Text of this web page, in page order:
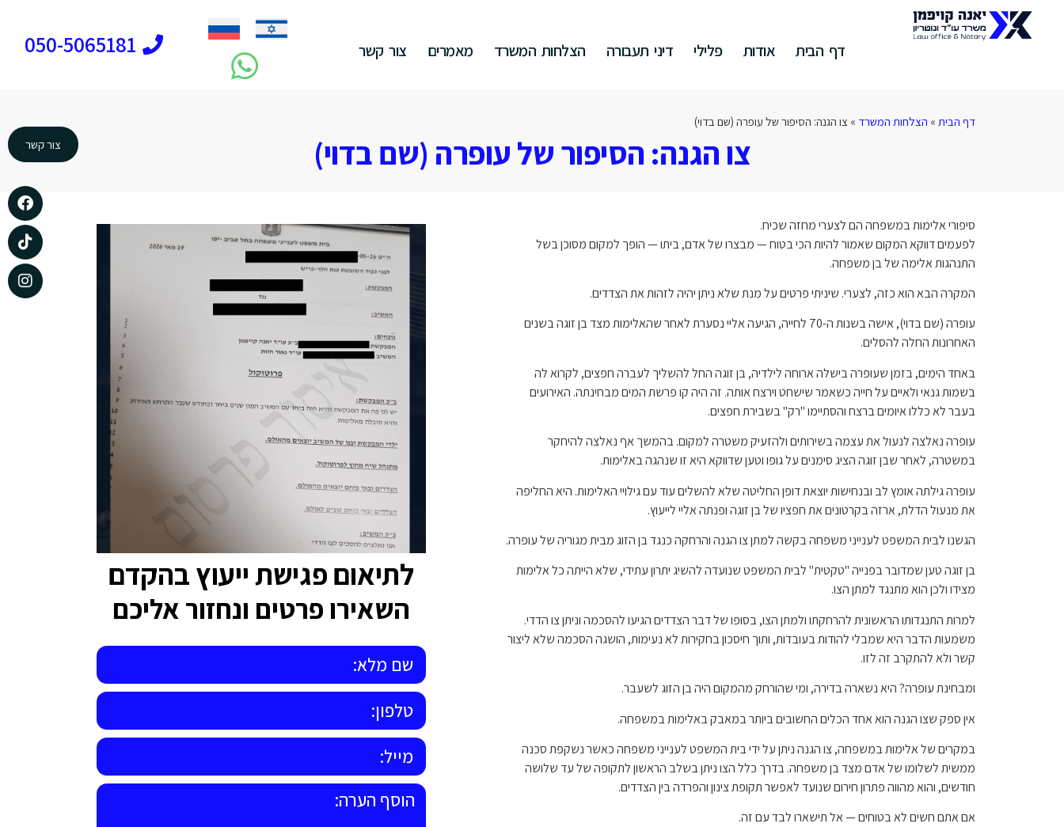
דף הבית אודות פלילי דיני תעבורה הצלחות המשרד מאמרים צור קשר 050-5065181
דף הבית » הצלחות המשרד » צו הגנה: הסיפור של עופרה (שם בדוי)
צו הגנה: הסיפור של עופרה (שם בדוי)
סיפורי אלימות במשפחה הם לצערי מחזה שכיח.
לפעמים דווקא המקום שאמור להיות הכי בטוח — מבצרו של אדם, ביתו — הופך למקום מסוכן בשל
התנהגות אלימה של בן משפחה.
המקרה הבא הוא כזה, לצערי. שיניתי פרטים על מנת שלא ניתן יהיה לזהות את הצדדים.
עופרה (שם בדוי), אישה בשנות ה-70 לחייה, הגיעה אליי נסערת לאחר שהאלימות מצד בן זוגה בשנים
האחרונות החלה להסלים.
באחד הימים, בזמן שעופרה בישלה ארוחה לילדיה, בן זוגה החל להשליך לעברה חפצים, לקרוא לה
בשמות גנאי ולאיים על חייה כשאמר שישחט וירצח אותה. זה היה קו פרשת המים מבחינתה. האירועים
בעבר לא כללו איומים ברצח והסתיימו "רק" בשבירת חפצים.
עופרה נאלצה לנעול את עצמה בשירותים ולהזעיק משטרה למקום. בהמשך אף נאלצה להיחקר
במשטרה, לאחר שבן זוגה הציג סימנים על גופו וטען שדווקא היא זו שנהגה באלימות.
עופרה גילתה אומץ לב ובנחישות יוצאת דופן החליטה שלא להשלים עוד עם גילויי האלימות. היא החליפה
את מנעול הדלת, ארזה בקרטונים את חפציו של בן זוגה ופנתה אליי לייעוץ.
הגשנו לבית המשפט לענייני משפחה בקשה למתן צו הגנה והרחקה כנגד בן הזוג מבית מגוריה של עופרה.
בן זוגה טען שמדובר בפנייה "טקטית" לבית המשפט שנועדה להשיג יתרון עתידי, שלא הייתה כל אלימות
מצידו ולכן הוא מתנגד למתן הצו.
למרות התנגדותו הראשונית להרחקתו ולמתן הצו, בסופו של דבר הצדדים הגיעו להסכמה וניתן צו הדדי.
משמעות הדבר היא שמבלי להודות בעובדות, ותוך חיסכון בחקירות לא נעימות, הושגה הסכמה שלא ליצור
קשר ולא להתקרב זה לזו.
ומבחינת עופרה? היא נשארה בדירה, ומי שהורחק מהמקום היה בן הזוג לשעבר.
אין ספק שצו הגנה הוא אחד הכלים החשובים ביותר במאבק באלימות במשפחה.
במקרים של אלימות במשפחה, צו הגנה ניתן על ידי בית המשפט לענייני משפחה כאשר נשקפת סכנה
ממשית לשלומו של אדם מצד בן משפחה. בדרך כלל הצו ניתן בשלב הראשון לתקופה של עד שלושה
חודשים, והוא מהווה פתרון חירום שנועד לאפשר תקופת צינון והפרדה בין הצדדים.
אם אתם חשים לא בטוחים — אל תישארו לבד עם זה.
לתיאום פגישת ייעוץ בהקדם
השאירו פרטים ונחזור אליכם
צור קשר